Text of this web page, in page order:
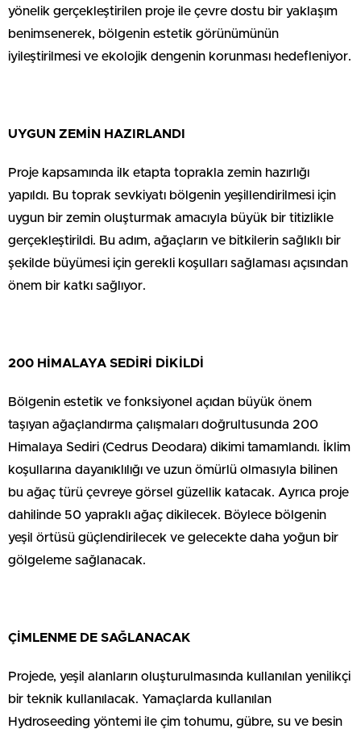
yönelik gerçekleştirilen proje ile çevre dostu bir yaklaşım
benimsenerek, bölgenin estetik görünümünün
iyileştirilmesi ve ekolojik dengenin korunması hedefleniyor.
UYGUN ZEMİN HAZIRLANDI
Proje kapsamında ilk etapta toprakla zemin hazırlığı
yapıldı. Bu toprak sevkiyatı bölgenin yeşillendirilmesi için
uygun bir zemin oluşturmak amacıyla büyük bir titizlikle
gerçekleştirildi. Bu adım, ağaçların ve bitkilerin sağlıklı bir
şekilde büyümesi için gerekli koşulları sağlaması açısından
önem bir katkı sağlıyor.
200 HİMALAYA SEDİRİ DİKİLDİ
Bölgenin estetik ve fonksiyonel açıdan büyük önem
taşıyan ağaçlandırma çalışmaları doğrultusunda 200
Himalaya Sediri (Cedrus Deodara) dikimi tamamlandı. İklim
koşullarına dayanıklılığı ve uzun ömürlü olmasıyla bilinen
bu ağaç türü çevreye görsel güzellik katacak. Ayrıca proje
dahilinde 50 yapraklı ağaç dikilecek. Böylece bölgenin
yeşil örtüsü güçlendirilecek ve gelecekte daha yoğun bir
gölgeleme sağlanacak.
ÇİMLENME DE SAĞLANACAK
Projede, yeşil alanların oluşturulmasında kullanılan yenilikçi
bir teknik kullanılacak. Yamaçlarda kullanılan
Hydroseeding yöntemi ile çim tohumu, gübre, su ve besin